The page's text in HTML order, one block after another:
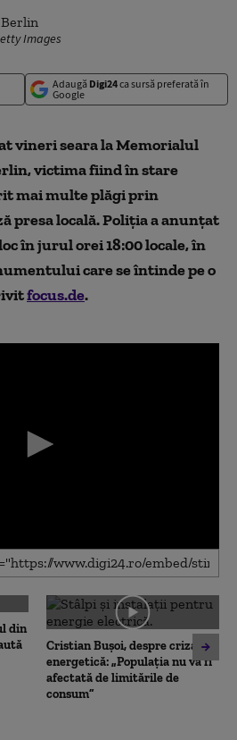
Images
Adaugă Digi24ca sursă preferată în
Google
vineri seara la Memorialul
victima fiind în stare
mai multe plăgi prin
presa locală. Poliția a anunțat
în jurul orei 18:00 locale, în
care se întinde pe o
focus.de.
din
Cristian Bușoi, despre criza
energetică: „Populația nu va fi
afectată de limitările de
consum”